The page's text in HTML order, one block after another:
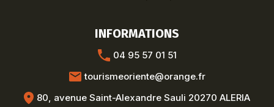
INFORMATIONS
04 95 57 01 51
tourismeoriente@orange.fr
80, avenue Saint-Alexandre Sauli 20270 ALERIA